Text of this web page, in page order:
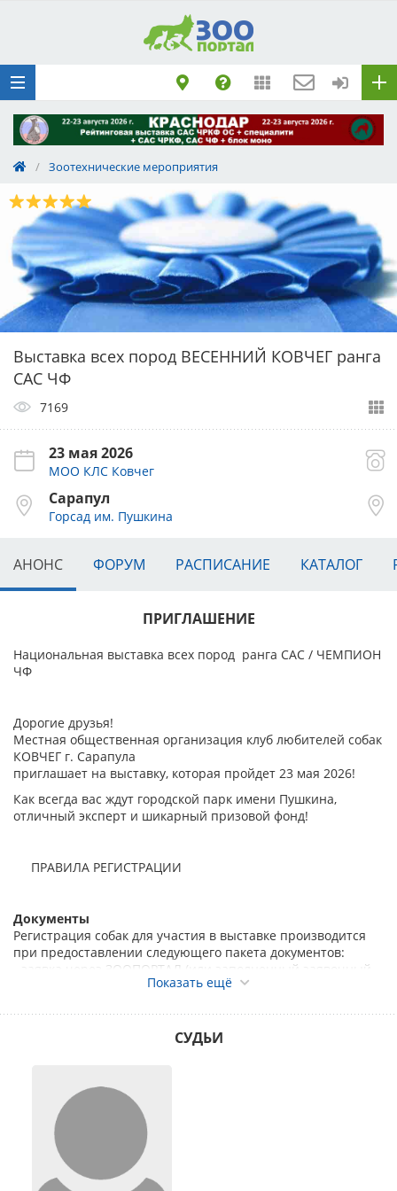
/ Зоотехнические мероприятия
Выставка всех пород ВЕСЕННИЙ КОВЧЕГ ранга
САС ЧФ
7169
23 мая 2026
МОО КЛС Ковчег
Сарапул
Горсад им. Пушкина
АНОНС ФОРУМ РАСПИСАНИЕ КАТАЛОГ
ПРИГЛАШЕНИЕ
Национальная выставка всех пород ранга САС / ЧЕМПИОН
ЧФ
Дорогие друзья!
Местная общественная организация клуб любителей собак
КОВЧЕГ г. Сарапула
приглашает на выставку, которая пройдет 23 мая 2026!
Как всегда вас ждут городской парк имени Пушкина,
отличный эксперт и шикарный призовой фонд!
ПРАВИЛА РЕГИСТРАЦИИ
Документы
Регистрация собак для участия в выставке производится
при предоставлении следующего пакета документов:
- заявка через ЗООПОРТАЛ (или заполненный заявочный
лист на одну собаку, подписанный владельцем),
- копия квитанции об оплате добровольного целевого
- рабочих сертификатов при регистрации в рабочий класс.
Дисциплины, сертификаты которых являются основанием
для записи в рабочий класс на выставках различного
ранга для пород разных групп FCI, указаны
Без предоставления вышеперечисленных сертификатов
регистрация на выставку будет производиться в открытый
Показать ещё
СУДЬИ
метрики
Поездку
Обращение